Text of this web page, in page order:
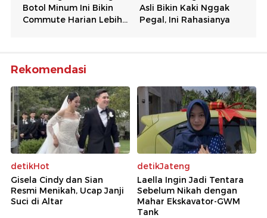
Rekomendasi
detikHot
Gisela Cindy dan Sian
Resmi Menikah, Ucap Janji
Suci di Altar
detikJateng
Laella Ingin Jadi Tentara
Sebelum Nikah dengan
Mahar Ekskavator-GWM
Tank